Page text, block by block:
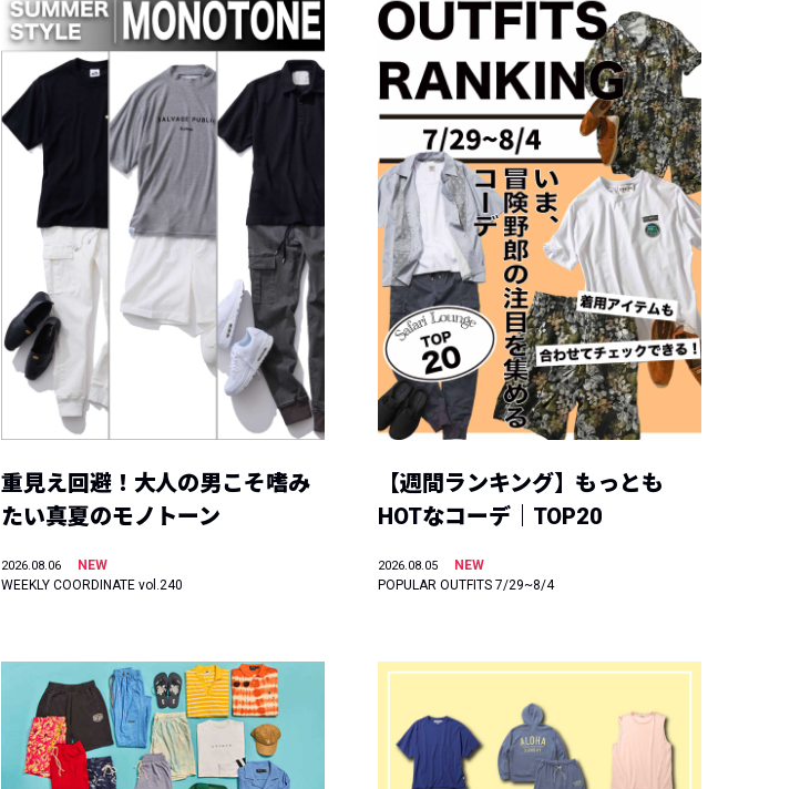
重見え回避！大人の男こそ嗜み
たい真夏のモノトーン
2026.08.06
NEW
WEEKLY COORDINATE vol.240
【週間ランキング】もっとも
HOTなコーデ｜TOP20
2026.08.05
NEW
POPULAR OUTFITS 7/29~8/4